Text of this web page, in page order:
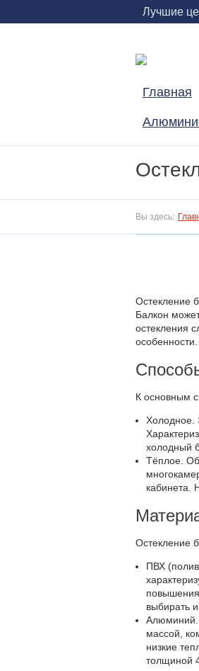
Лучшие
Главная
Вы здесь:
Остекление
Балкон
остекления
К основным
Холодное.
холодный
Тёплое.
кабинета.
Остекление
ПВХ
выбирать
Алюминий.
массой,
низкие
толщиной